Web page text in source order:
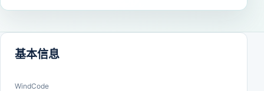
基本信息
WindCode